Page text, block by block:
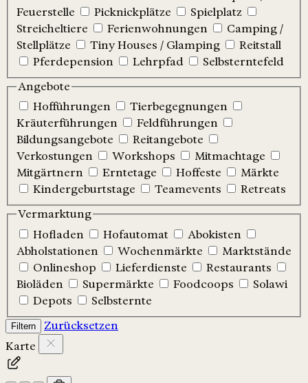
Feuerstelle
Picknickplätze
Spielplatz
Streicheltiere
Ferienwohnungen
Camping /
Stellplätze
Tiny Houses / Glamping
Reitstall
Pferdepension
Lehrpfad
Selbsterntefeld
Angebote
Hofführungen
Tierbegegnungen
Kräuterführungen
Feldführungen
Bildungsangebote
Reitangebote
Verkostungen
Workshops
Mitmachtage
Mitgärtnern
Erntetage Hoffeste
Märkte
Kindergeburtstage
Teamevents
Retreats
Vermarktung
Hofladen
Hofautomat
Abokisten
Abholstationen
Wochenmärkte
Marktstände
Onlineshop
Lieferdienste
Restaurants
Bioläden
Supermärkte Foodcoops
Solawi
Depots
Selbsternte
Filtern
Zurücksetzen
Karte